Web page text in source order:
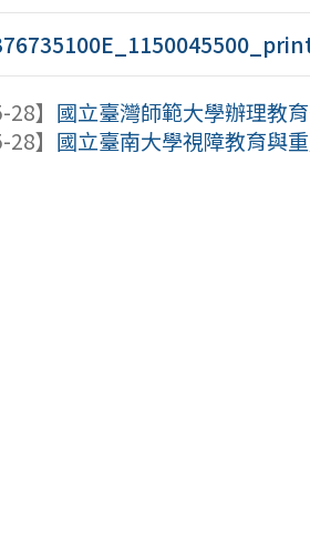
】 國立臺灣師範大學辦理教
】 國立臺南大學視障教育與